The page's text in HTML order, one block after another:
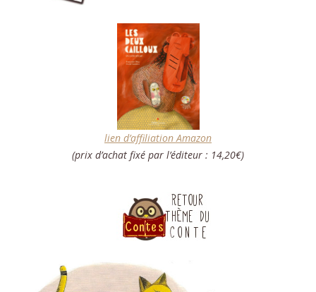
lien d’affiliation Amazon
(prix d’achat fixé par l’éditeur : 14,20€)